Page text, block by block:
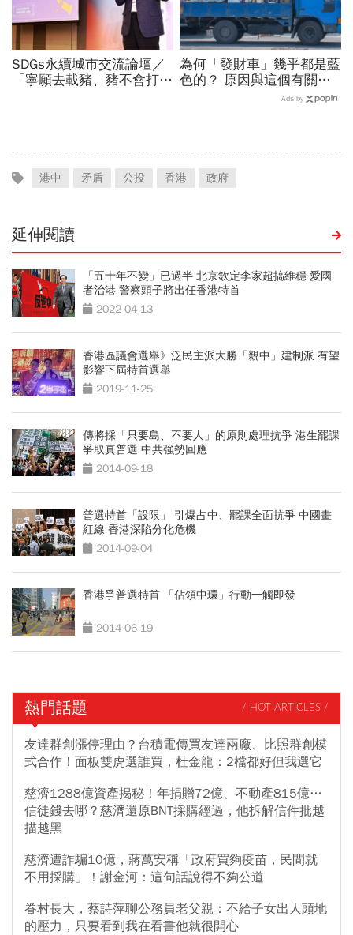
SDGs永續城市交流論壇／
「寧願去載豬、豬不會打
為何「發財車」幾乎都是藍
色的？ 原因與這個有關
Ads by
港中 矛盾 公投 香港 政府
延伸閱讀
「五十年不變」已過半 北京欽定李家超搞維穩 愛國
者治港 警察頭子將出任香港特首
2022-04-13
香港區議會選舉》泛民主派大勝「親中」建制派 有望
影響下屆特首選舉
2019-11-25
傳將採「只要島、不要人」的原則處理抗爭 港生罷課
爭取真普選 中共強勢回應
2014-09-18
普選特首「設限」 引爆占中、罷課全面抗爭 中國畫
紅線 香港深陷分化危機
2014-09-04
香港爭普選特首 「佔領中環」行動一觸即發
2014-06-19
熱門話題 / HOT ARTICLES /
友達群創漲停理由？台積電傳買友達兩廠、比照群創模
式合作！面板雙虎選誰買，杜金龍：2檔都好但我選它
慈濟1288億資產揭秘！年捐贈72億、不動產815億…
信徒錢去哪？慈濟還原BNT採購經過，他拆解信件批越
描越黑
慈濟遭詐騙10億，蔣萬安稱「政府買夠疫苗，民間就
不用採購」！謝金河：這句話說得不夠公道
眷村長大，蔡詩萍聊公務員老父親：不給子女出人頭地
的壓力，只要看到我在看書他就很開心